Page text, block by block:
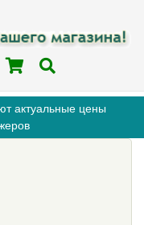
актуальные цены